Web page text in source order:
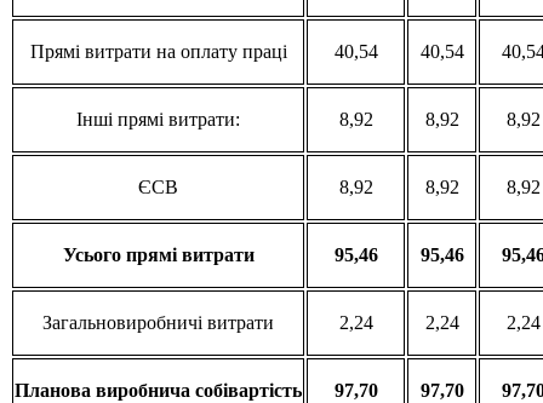
Прямі витрати на оплату праці 40,54 40,54
Інші прямі витрати: 8,92 8,92 8,92
ЄСВ 8,92 8,92 8,92
Усього прямі витрати 95,46 95,46
Загальновиробничі витрати 2,24 2,24 2,24
Планова виробнича собівартість 97,70 97,70